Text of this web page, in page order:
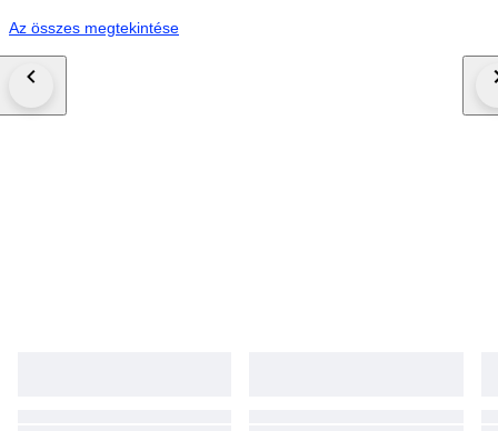
Az összes megtekintése